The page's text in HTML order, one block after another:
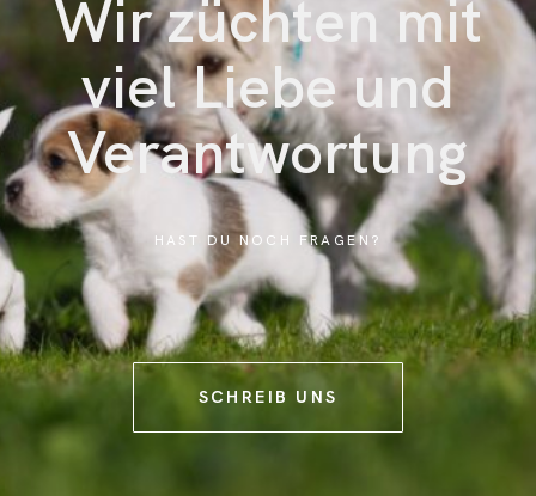
Wir züchten mit
viel Liebe und
Verantwortung
HAST DU NOCH FRAGEN?
SCHREIB UNS